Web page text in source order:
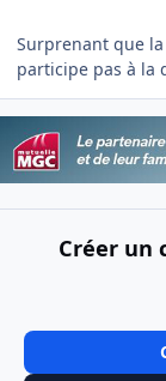
Surprenant que
participe pas à la
Créer un